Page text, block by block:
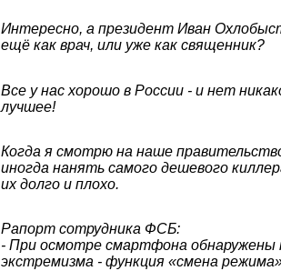
Интересно, а президент Иван
ещё как врач, или уже как священник?
Все у нас хорошо в России - и нет
лучшее!
Когда я смотрю на наше
иногда нанять самого дешевого
их долго и плохо.
Рапорт сотрудника ФСБ:
- При осмотре смартфона обнаружены
экстремизма - функция «смена